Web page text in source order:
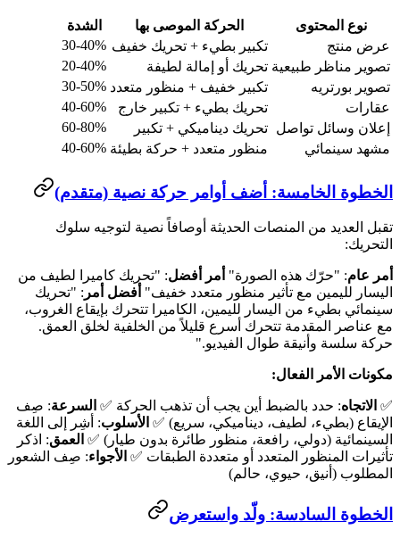
نوع المحتوى الحركة الموصى بها
الشدة
عرض منتج
تكبير بطيء + تحريك خفيف 30-40%
تصوير مناظر طبيعية تحريك أو إمالة لطيفة
20-40%
تصوير بورتريه
تكبير خفيف + منظور متعدد 30-50%
عقارات
تحريك بطيء + تكبير خارج
40-60%
إعلان وسائل تواصل تحريك ديناميكي + تكبير
60-80%
مشهد سينمائي
منظور متعدد + حركة بطيئة 40-60%
الخطوة الخامسة: أضف أوامر حركة نصية (متقدم)
تقبل العديد من المنصات الحديثة أوصافاً نصية لتوجيه سلوك
التحريك:
أمر عام: "حرّك هذه الصورة" أمر أفضل: "تحريك كاميرا لطيف من
اليسار لليمين مع تأثير منظور متعدد خفيف" أفضل أمر : "تحريك
سينمائي بطيء من اليسار لليمين، الكاميرا تتحرك بإيقاع الغروب،
مع عناصر المقدمة تتحرك أسرع قليلاً من الخلفية لخلق العمق.
حركة سلسة وأنيقة طوال الفيديو."
مكونات الأمر الفعال:
✅ الاتجاه: حدد بالضبط أين يجب أن تذهب الحركة ✅ السرعة: صِف
الإيقاع (بطيء، لطيف، ديناميكي، سريع) ✅ الأسلوب: أشِر إلى اللغة
السينمائية (دولي، رافعة، منظور طائرة بدون طيار) ✅ العمق: اذكر
تأثيرات المنظور المتعدد أو متعددة الطبقات ✅ الأجواء: صِف الشعور
المطلوب (أنيق، حيوي، حالم)
الخطوة السادسة: ولّد واستعرض